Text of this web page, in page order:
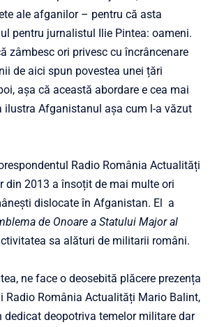
ale afganilor – pentru că asta
pentru jurnalistul Ilie Pintea: oameni.
zâmbesc ori privesc cu încrâncenare
de aici spun povestea unei țări
așa că această abordare e cea mai
ilustra Afganistanul așa cum l-a văzut
Radio România Actualități
din 2013 a însoțit de mai multe ori
dislocate în Afganistan. El a
de Onoare a Statului Major al
sa alături de militarii români.
ne face o deosebită plăcere prezența
Radio România Actualități Mario Balint,
dedicat deopotriva temelor militare dar